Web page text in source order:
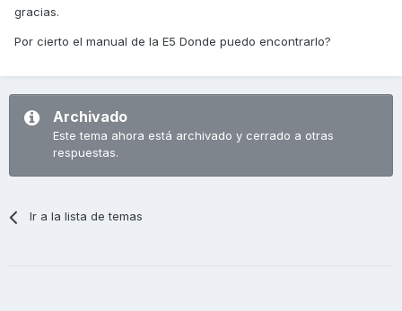
gracias.
Por cierto el manual de la E5 Donde puedo encontrarlo?
Archivado
Este tema ahora está archivado y cerrado a otras
respuestas.
Ir a la lista de temas